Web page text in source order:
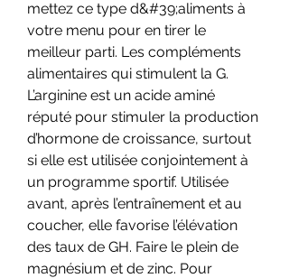
mettez ce type d&#39;aliments à
votre menu pour en tirer le
meilleur parti. Les compléments
alimentaires qui stimulent la G.
L’arginine est un acide aminé
réputé pour stimuler la production
d’hormone de croissance, surtout
si elle est utilisée conjointement à
un programme sportif. Utilisée
avant, après l’entraînement et au
coucher, elle favorise l’élévation
des taux de GH. Faire le plein de
magnésium et de zinc. Pour